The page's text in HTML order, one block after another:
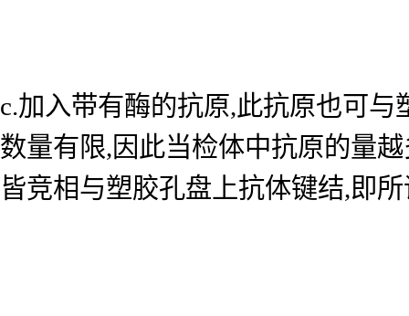
c.加入带有酶的抗原,此抗原也可
数量有限,因此当检体中抗原的量
皆竞相与塑胶孔盘上抗体键结,即